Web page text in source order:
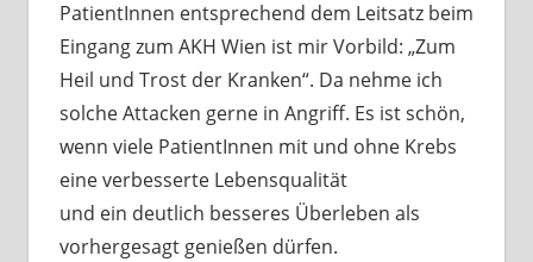
PatientInnen entsprechend dem Leitsatz beim
Eingang zum AKH Wien ist mir Vorbild: „Zum
Heil und Trost der Kranken“. Da nehme ich
solche Attacken gerne in Angriff. Es ist schön,
wenn viele PatientInnen mit und ohne Krebs
eine verbesserte Lebensqualität
und ein deutlich besseres Überleben als
vorhergesagt genießen dürfen.